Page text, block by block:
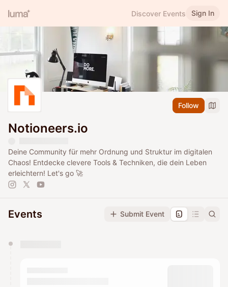
Discover Events Sign In
Follow
Notioneers.io
Deine Community für mehr Ordnung und Struktur im digitalen
Chaos! Entdecke clevere Tools & Techniken, die dein Leben
erleichtern! Let's go 🚀
Events Submit Event